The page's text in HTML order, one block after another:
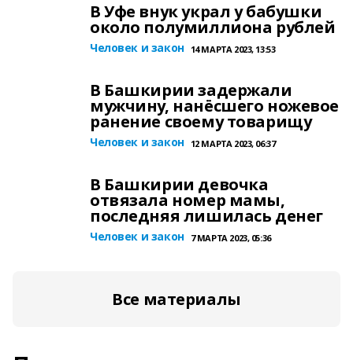
В Уфе внук украл у бабушки
около полумиллиона рублей
Человек и закон 14 МАРТА 2023, 13:53
В Башкирии задержали
мужчину, нанёсшего ножевое
ранение своему товарищу
Человек и закон 12 МАРТА 2023, 06:37
В Башкирии девочка
отвязала номер мамы,
последняя лишилась денег
Человек и закон 7 МАРТА 2023, 05:36
Все материалы